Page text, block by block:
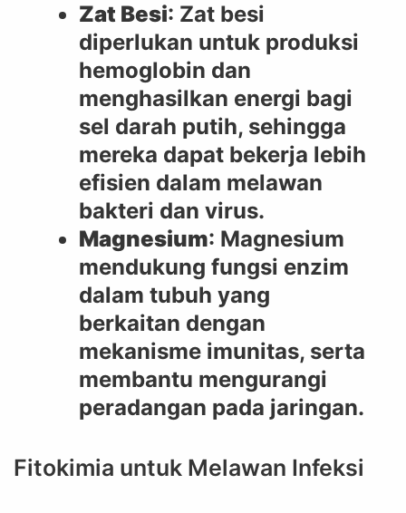
Zat Besi: Zat besi
diperlukan untuk produksi
hemoglobin dan
menghasilkan energi bagi
sel darah putih, sehingga
mereka dapat bekerja lebih
efisien dalam melawan
bakteri dan virus.
Magnesium: Magnesium
mendukung fungsi enzim
dalam tubuh yang
berkaitan dengan
mekanisme imunitas, serta
membantu mengurangi
peradangan pada jaringan.
Fitokimia untuk Melawan Infeksi